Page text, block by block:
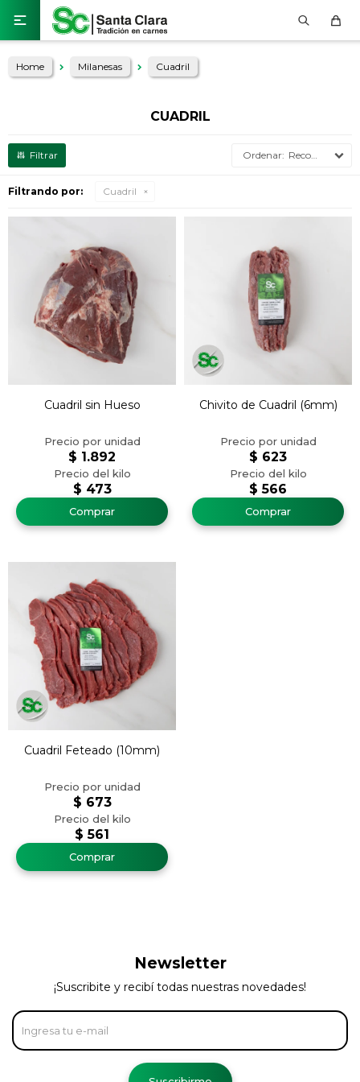

Home Milanesas Cuadril
CUADRIL
Recomendados
Filtrando por: Cuadril
Cuadril sin Hueso
$ 473
$ 1.892
Chivito de Cuadril (6mm)
$ 566
$ 623
Cuadril Feteado (10mm)
$ 561
$ 673
Newsletter
¡Suscribite y recibí todas nuestras novedades!